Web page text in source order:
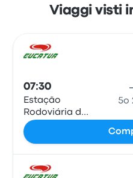
Viaggi visti
07:30
Estação
Rodoviária de
Humaitá
5o